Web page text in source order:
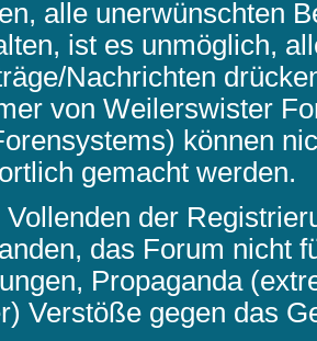
alle unerwünschten
ist es unmöglich,
Nachrichten
von Weilerswister
können
gemacht werden.
Vollenden der
das Forum nicht
Propaganda
Verstöße gegen das